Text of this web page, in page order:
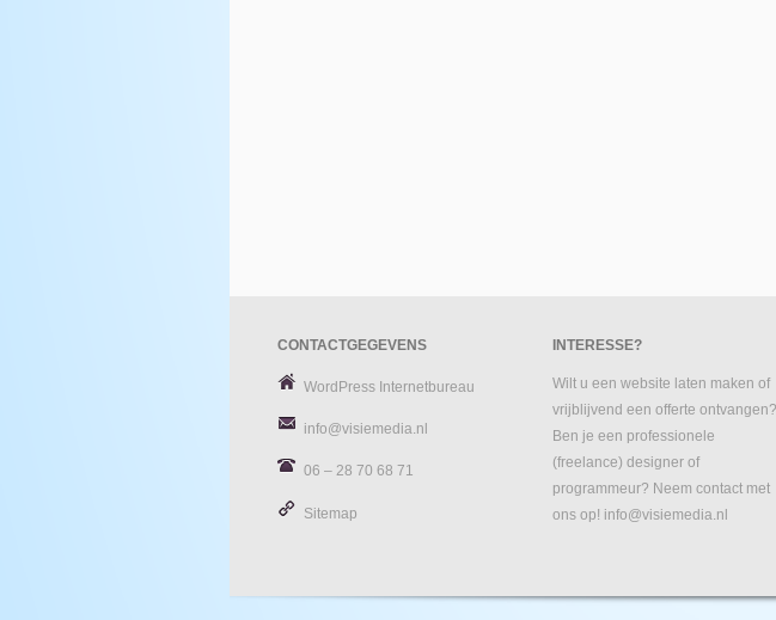
CONTACTGEGEVENS
WordPress Internetbureau
info@visiemedia.nl
06 – 28 70 68 71
Sitemap
INTERESSE?
Wilt u een website laten maken of
vrijblijvend een offerte ontvangen?
Ben je een professionele
(freelance) designer of
programmeur? Neem contact met
ons op! info@visiemedia.nl